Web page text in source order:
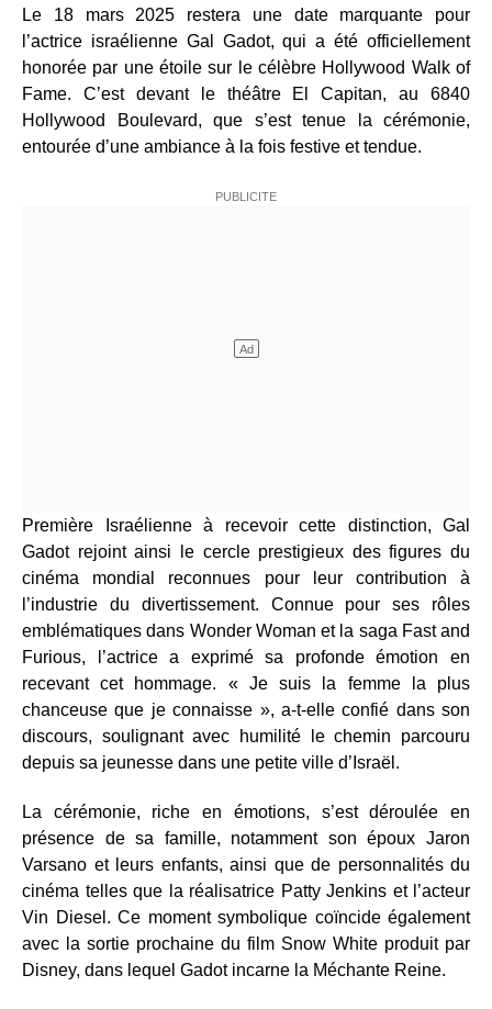
Le 18 mars 2025 restera une date marquante pour
l’actrice israélienne Gal Gadot, qui a été officiellement
honorée par une étoile sur le célèbre Hollywood Walk of
Fame. C’est devant le théâtre El Capitan, au 6840
Hollywood Boulevard, que s’est tenue la cérémonie,
entourée d’une ambiance à la fois festive et tendue.
Première Israélienne à recevoir cette distinction, Gal
Gadot rejoint ainsi le cercle prestigieux des figures du
cinéma mondial reconnues pour leur contribution à
l’industrie du divertissement. Connue pour ses rôles
emblématiques dans Wonder Woman et la saga Fast and
Furious, l’actrice a exprimé sa profonde émotion en
recevant cet hommage. « Je suis la femme la plus
chanceuse que je connaisse », a-t-elle confié dans son
discours, soulignant avec humilité le chemin parcouru
depuis sa jeunesse dans une petite ville d’Israël.
La cérémonie, riche en émotions, s’est déroulée en
présence de sa famille, notamment son époux Jaron
Varsano et leurs enfants, ainsi que de personnalités du
cinéma telles que la réalisatrice Patty Jenkins et l’acteur
Vin Diesel. Ce moment symbolique coïncide également
avec la sortie prochaine du film Snow White produit par
Disney, dans lequel Gadot incarne la Méchante Reine.